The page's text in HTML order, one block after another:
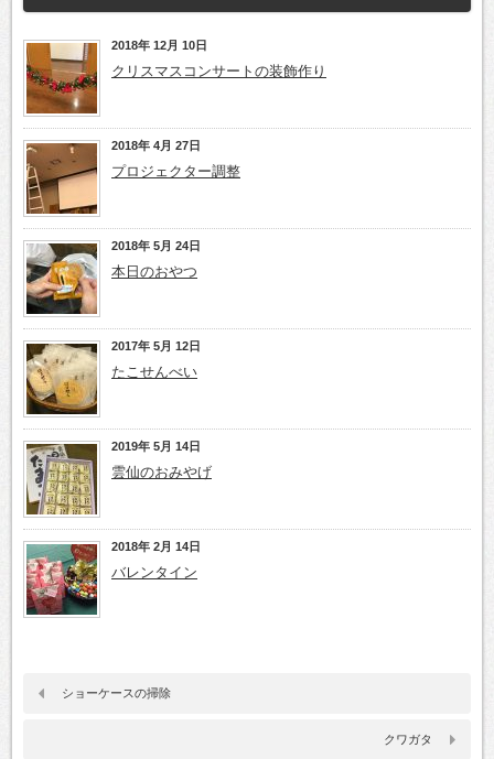
2018年 12月 10日
クリスマスコンサートの装飾作り
2018年 4月 27日
プロジェクター調整
2018年 5月 24日
本日のおやつ
2017年 5月 12日
たこせんべい
2019年 5月 14日
雲仙のおみやげ
2018年 2月 14日
バレンタイン
ショーケースの掃除
クワガタ